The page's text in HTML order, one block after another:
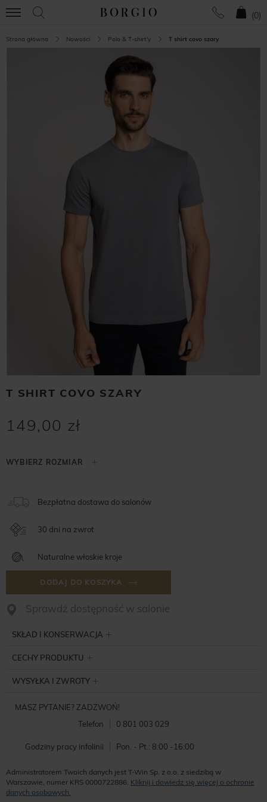
(0)
Strona główna Nowości Polo & T-shirt'y T shirt covo szary
T SHIRT COVO SZARY
149,00 zł
Bezpłatna dostawa do salonów
30 dni na zwrot
Naturalne włoskie kroje
DODAJ DO KOSZYKA
Sprawdż dostępność w salonie
SKŁAD I KONSERWACJA
CECHY PRODUKTU
WYSYŁKA I ZWROTY
MASZ PYTANIE? ZADZWOŃ!
Telefon
0 801 003 029
Godziny pracy infolinii Pon. - Pt.: 8:00 -16:00
Administratorem Twoich danych jest T-Win Sp. z o.o. z siedzibą w
Warszawie, numer KRS 0000722886. Kliknij i dowiedz się więcej o ochronie
danych osobowych.